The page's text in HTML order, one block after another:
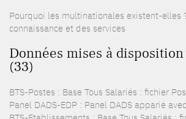
Pourquoi les multinationales existent-elles
connaissance et des services
Données mises à disposition
(33)
BTS-Postes : Base Tous Salariés : fichier
Panel DADS-EDP : Panel DADS apparié